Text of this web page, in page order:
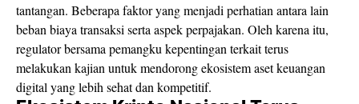
tantangan. Beberapa faktor yang menjadi perhatian antara lain
beban biaya transaksi serta aspek perpajakan. Oleh karena itu,
regulator bersama pemangku kepentingan terkait terus
melakukan kajian untuk mendorong ekosistem aset keuangan
digital yang lebih sehat dan kompetitif.